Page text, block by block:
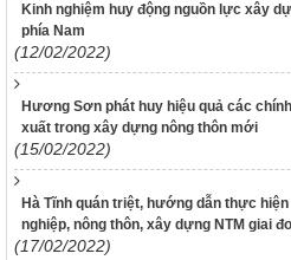
Kinh nghiệm huy động nguồn lực xây
phía Nam
(12/02/2022)
Hương Sơn phát huy hiệu quả các
xuất trong xây dựng nông thôn mới
(15/02/2022)
Hà Tĩnh quán triệt, hướng dẫn thực
nghiệp, nông thôn, xây dựng NTM giai
(17/02/2022)